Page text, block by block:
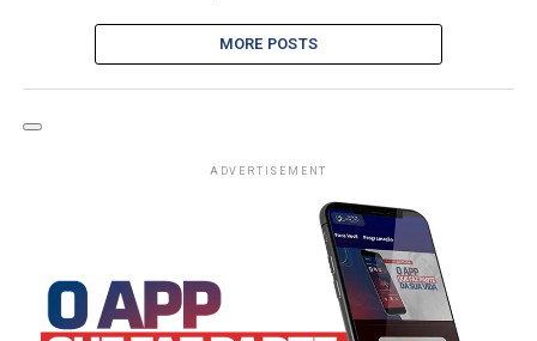
MORE POSTS
ADVERTISEMENT